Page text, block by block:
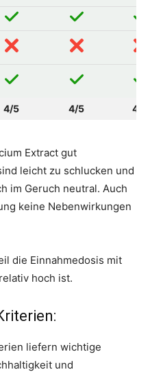
4/5 4/5 4/5
Extract gut
leicht zu schlucken und
im Geruch neutral. Auch
keine Nebenwirkungen
die Einnahmedosis mit
hoch ist.
liefern wichtige
und